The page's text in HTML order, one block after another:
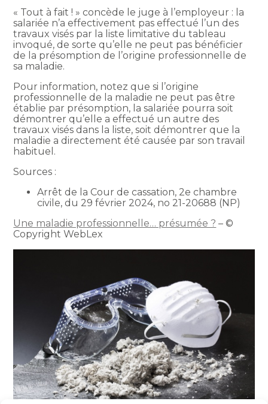
« Tout à fait ! » concède le juge à l’employeur : la
salariée n’a effectivement pas effectué l’un des
travaux visés par la liste limitative du tableau
invoqué, de sorte qu’elle ne peut pas bénéficier
de la présomption de l’origine professionnelle de
sa maladie.
Pour information, notez que si l’origine
professionnelle de la maladie ne peut pas être
établie par présomption, la salariée pourra soit
démontrer qu’elle a effectué un autre des
travaux visés dans la liste, soit démontrer que la
maladie a directement été causée par son travail
habituel.
Sources :
Arrêt de la Cour de cassation, 2e chambre
civile, du 29 février 2024, no 21-20688 (NP)
Une maladie professionnelle… présumée ? – ©
Copyright WebLex